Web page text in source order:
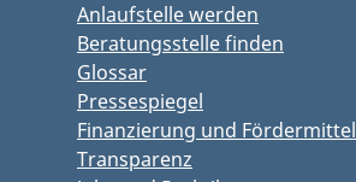
Anlaufstelle werden
Beratungsstelle finden
Glossar
Pressespiegel
Finanzierung und Fördermittel
Transparenz